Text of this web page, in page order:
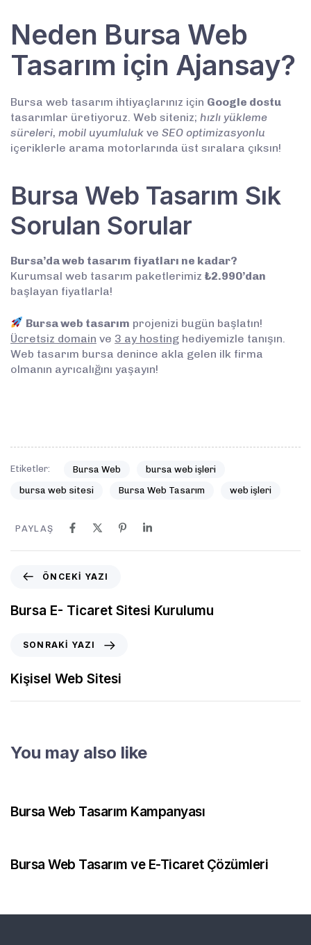
Neden Bursa Web
Tasarım için Ajansay?
Bursa web tasarım ihtiyaçlarınız için Google dostu
tasarımlar üretiyoruz. Web siteniz; hızlı yükleme
süreleri, mobil uyumluluk ve SEO optimizasyonlu
içeriklerle arama motorlarında üst sıralara çıksın!
Bursa Web Tasarım Sık
Sorulan Sorular
Bursa’da web tasarım fiyatları ne kadar?
Kurumsal web tasarım paketlerimiz ₺2.990’dan
başlayan fiyatlarla!
Bursa web tasarım projenizi bugün başlatın!
Ücretsiz domain ve 3 ay hosting hediyemizle tanışın.
Web tasarım bursa denince akla gelen ilk firma
olmanın ayrıcalığını yaşayın!
Etiketler: Bursa Web bursa web işleri
bursa web sitesi Bursa Web Tasarım web işleri
PAYLAŞ
ÖNCEKI YAZI
Bursa E- Ticaret Sitesi Kurulumu
SONRAKI YAZI
Kişisel Web Sitesi
You may also like
Bursa Web Tasarım Kampanyası
Bursa Web Tasarım ve E-Ticaret Çözümleri